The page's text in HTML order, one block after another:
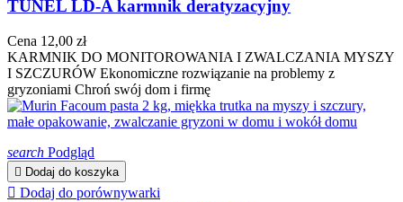
TUNEL LD-A karmnik deratyzacyjny
Cena 12,00 zł
KARMNIK DO MONITOROWANIA I ZWALCZANIA MYSZY
I SZCZURÓW Ekonomiczne rozwiązanie na problemy z
gryzoniami Chroń swój dom i firmę
search Podgląd
 Dodaj do koszyka
 Dodaj do porównywarki